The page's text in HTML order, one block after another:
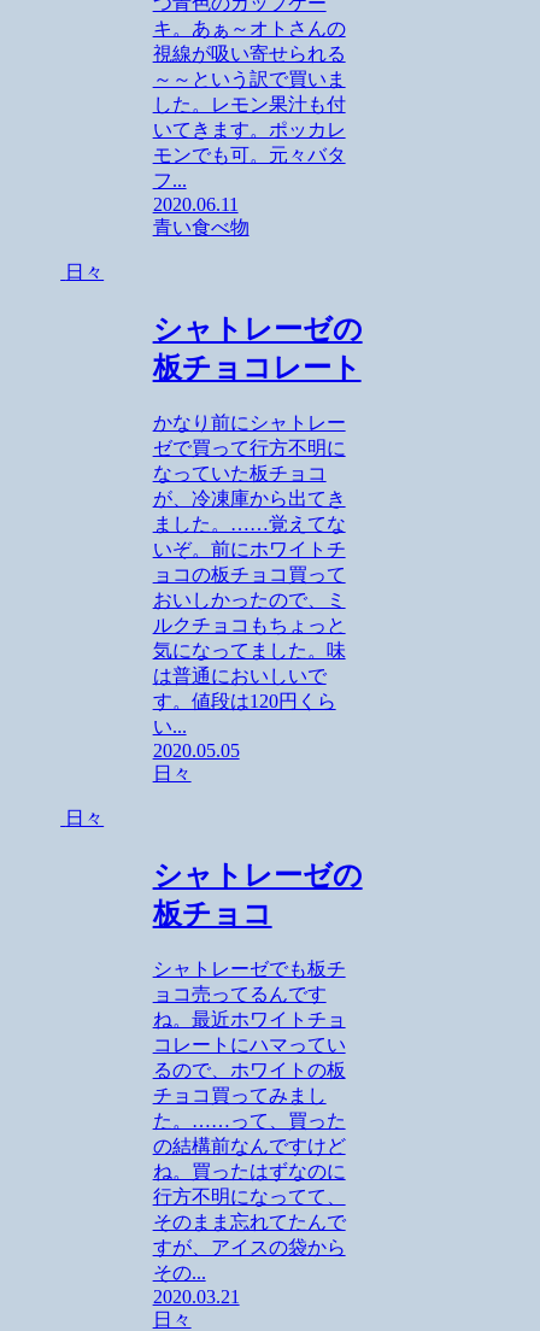
キ。あぁ～オトさんの
視線が吸い寄せられる
～～という訳で買いま
した。レモン果汁も付
いてきます。ポッカレ
モンでも可。元々バタ
フ...
2020.06.11
青い食べ物
日々
シャトレーゼの
板チョコレート
かなり前にシャトレー
ゼで買って行方不明に
なっていた板チョコ
が、冷凍庫から出てき
ました。……覚えてな
いぞ。前にホワイトチ
ョコの板チョコ買って
おいしかったので、ミ
ルクチョコもちょっと
気になってました。味
は普通においしいで
す。値段は120円くら
い...
2020.05.05
日々
日々
シャトレーゼの
板チョコ
シャトレーゼでも板チ
ョコ売ってるんです
ね。最近ホワイトチョ
コレートにハマってい
るので、ホワイトの板
チョコ買ってみまし
た。……って、買った
の結構前なんですけど
ね。買ったはずなのに
行方不明になってて、
そのまま忘れてたんで
すが、アイスの袋から
その...
2020.03.21
日々